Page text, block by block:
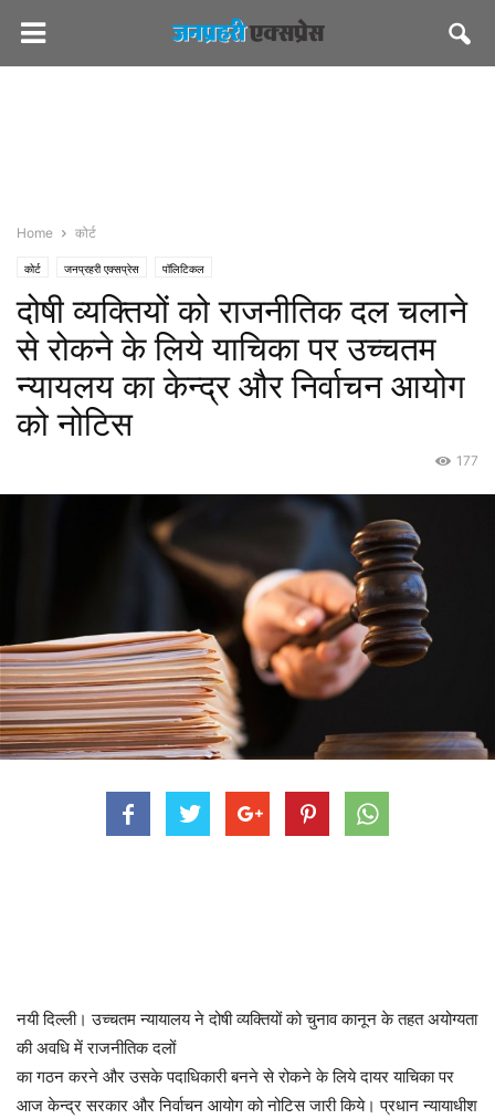
Home कोर्ट
कोर्ट जनप्रहरी एक्सप्रेस पॉलिटिकल
दोषी व्यक्तियों को राजनीतिक दल चलाने
से रोकने के लिये याचिका पर उच्चतम
न्यायलय का केन्द्र और निर्वाचन आयोग
को नोटिस
177
नयी दिल्ली। उच्चतम न्यायालय ने दोषी व्यक्तियों को चुनाव कानून के तहत अयोग्यता
की अवधि में राजनीतिक दलों
का गठन करने और उसके पदाधिकारी बनने से रोकने के लिये दायर याचिका पर
आज केन्द्र सरकार और निर्वाचन आयोग को नोटिस जारी किये। प्रधान न्यायाधीश